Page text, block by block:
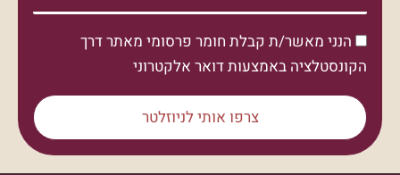
הנני מאשר/ת קבלת חומר פרסומי מאתר דרך
הקונסטלציה באמצעות דואר אלקטרוני
צרפו אותי לניוזלטר